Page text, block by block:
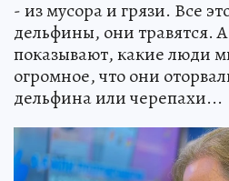
- из мусора и грязи. Все
дельфины, они травятся.
показывают, какие люди
огромное, что они
дельфина или черепахи...